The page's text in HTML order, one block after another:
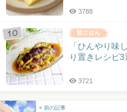
3788
「ひんやり味
り置きレシピ3
3721
« 前の記事